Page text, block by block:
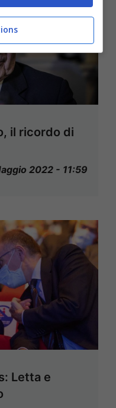
il ricordo di
2022 - 11:59
Letta e